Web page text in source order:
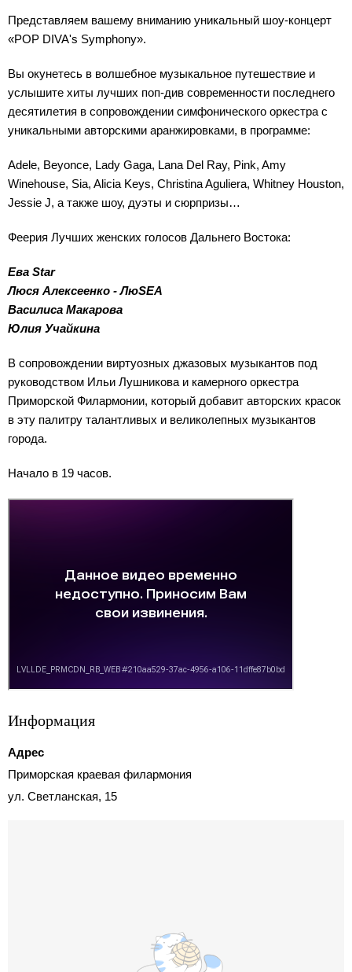
Представляем вашему вниманию уникальный шоу-концерт
«POP DIVA's Symphony».
Вы окунетесь в волшебное музыкальное путешествие и
услышите хиты лучших поп-див современности последнего
десятилетия в сопровождении симфонического оркестра с
уникальными авторскими аранжировками, в программе:
Adele, Beyonce, Lady Gaga, Lana Del Ray, Pink, Amy
Winehouse, Sia, Alicia Keys, Christina Aguliera, Whitney Houston,
Jessie J, а также шоу, дуэты и сюрпризы…
Феерия Лучших женских голосов Дальнего Востока:
Ева Star
Люся Алексеенко - ЛюSEA
Василиса Макарова
Юлия Учайкина
В сопровождении виртуозных джазовых музыкантов под
руководством Ильи Лушникова и камерного оркестра
Приморской Филармонии, который добавит авторских красок
в эту палитру талантливых и великолепных музыкантов
города.
Начало в 19 часов.
Информация
Адрес
Приморская краевая филармония
ул. Светланская, 15